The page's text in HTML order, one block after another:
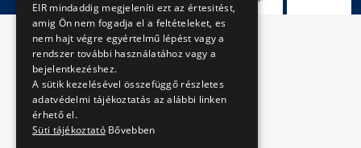
EIR mindaddig megjeleníti ezt az értesitést,
amig Ön nem fogadja el a feltételeket, es
nem hajt végre egyértelmű lépést vagy a
rendszer további használatához vagy a
bejelentkezéshez.
A sütik kezelésével összefüggő részletes
adatvédelmi tájékoztatás az alábbi linken
érhető el.
Süti tájékoztató Bővebben